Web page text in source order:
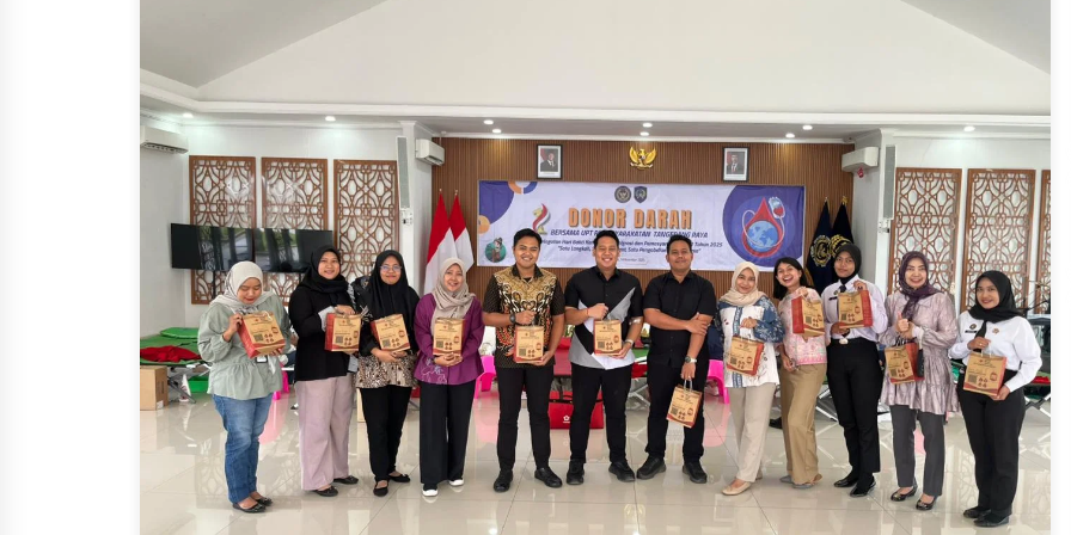
Kemnaker Siapkan Regulasi
Ketenagakerjaan yang
7 Agustus 2026
Gebyar Lomba 17 Agustus
RSUD Tigaraksa, Semarakkan
7 Agustus 2026
Tagihan Air Tanpa
Pemakaian, Terungkap Ada
Transisi Panjang Pengelolaan
, Perumdam TKR Didesak
Transparan
7 Agustus 2026
Sarana PAUD Diperkuat,
Tangsel Dorong Angka
Partisipasi Sekolah Terus
Meningkat
7 Agustus 2026